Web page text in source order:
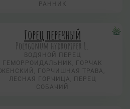
РАННИК
Горец перечный
Polygonum hydropiper L.
ВОДЯНОЙ ПЕРЕЦ
ГЕМОРРОИДАЛЬНИК, ГОРЧАК
ЖЕНСКИЙ, ГОРЧИШНАЯ ТРАВА,
ЛЕСНАЯ ГОРЧИЦА, ПЕРЕЦ
СОБАЧИЙ